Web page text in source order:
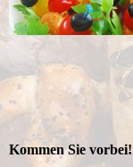
Kommen Sie vorbei!